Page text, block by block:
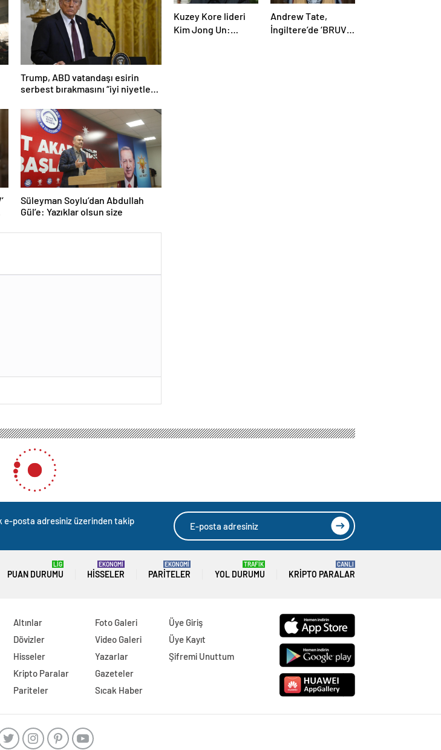
Trump, ABD vatandaşı esirin
serbest bırakmasını “iyi niyetle
değerlendirdi
Süleyman Soylu’dan Abdullah
Gül’e: Yazıklar olsun size
Kuzey Kore lideri
Kim Jong Un:
Andrew Tate,
İngiltere’de ‘BRUV’
e-posta adresiniz üzerinden takip
PUAN DURUMU
LİG
HISSELER
EKONOMİ
PARITELER
EKONOMİ
YOL DURUMU
TRAFİK
KRIPTO PARALAR
CANLI
Altınlar
Dövizler
Hisseler
Kripto Paralar
Pariteler
Foto Galeri
Video Galeri
Yazarlar
Gazeteler
Sıcak Haber
Üye Giriş
Üye Kayıt
Şifremi Unuttum